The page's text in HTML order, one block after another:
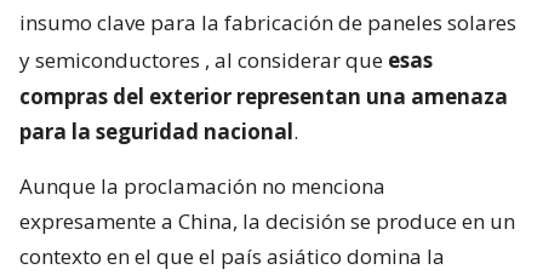
insumo clave para la fabricación de paneles solares
y semiconductores , al considerar que esas
compras del exterior representan una amenaza
para la seguridad nacional.
Aunque la proclamación no menciona
expresamente a China, la decisión se produce en un
contexto en el que el país asiático domina la